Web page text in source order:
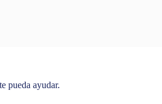
pueda ayudar.